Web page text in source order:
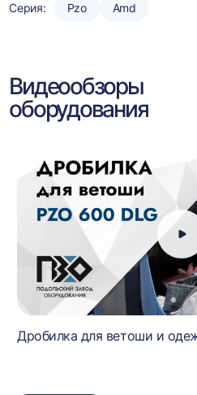
Серия: Pzo Amd
Видеообзоры
оборудования
Дробилка для ветоши и